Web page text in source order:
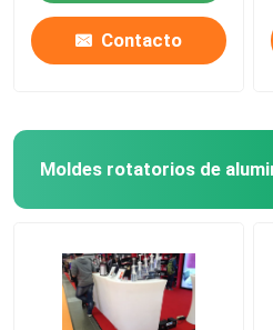
Contacto
Moldes rotatorios de